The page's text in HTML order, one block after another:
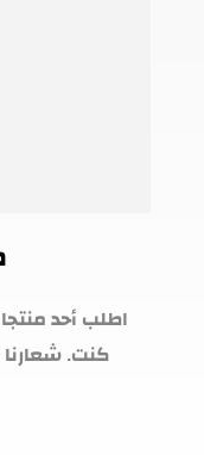
اطلب أحد
كنت. شعارنا